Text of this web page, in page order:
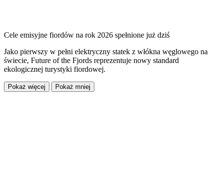
Cele emisyjne fiordów na rok 2026 spełnione już dziś
Jako pierwszy w pełni elektryczny statek z włókna węglowego na
świecie, Future of the Fjords reprezentuje nowy standard
ekologicznej turystyki fiordowej.
Pokaż więcej Pokaż mniej